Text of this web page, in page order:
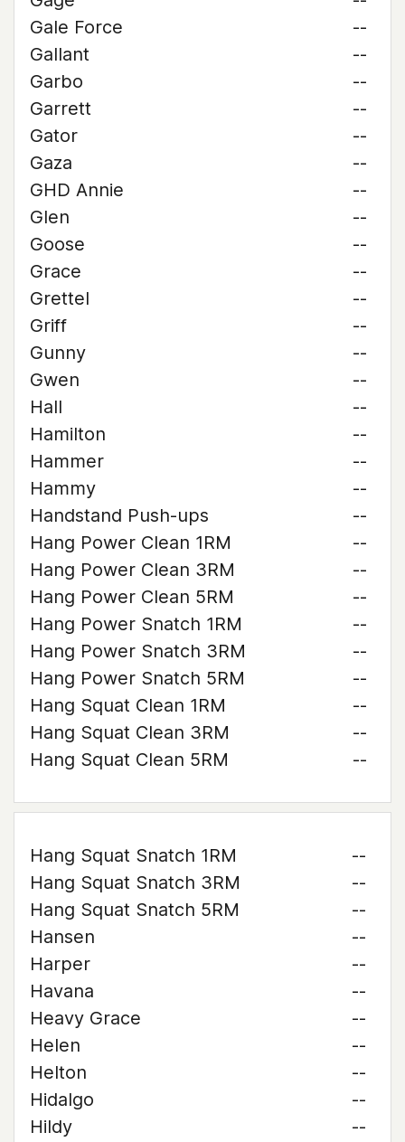
Gale Force
--
Gallant
--
Garbo
--
Garrett
--
Gator
--
Gaza
--
GHD Annie
--
Glen
--
Goose
--
Grace
--
Grettel
--
Griff
--
Gunny
--
Gwen
--
Hall
--
Hamilton
--
Hammer
--
Hammy
--
Handstand Push-ups
--
Hang Power Clean 1RM
--
Hang Power Clean 3RM
--
Hang Power Clean 5RM
--
Hang Power Snatch 1RM
--
Hang Power Snatch 3RM
--
Hang Power Snatch 5RM
--
Hang Squat Clean 1RM
--
Hang Squat Clean 3RM
--
Hang Squat Clean 5RM
--
Hang Squat Snatch 1RM
--
Hang Squat Snatch 3RM
--
Hang Squat Snatch 5RM
--
Hansen
--
Harper
--
Havana
--
Heavy Grace
--
Helen
--
Helton
--
Hidalgo
--
Hildy
--